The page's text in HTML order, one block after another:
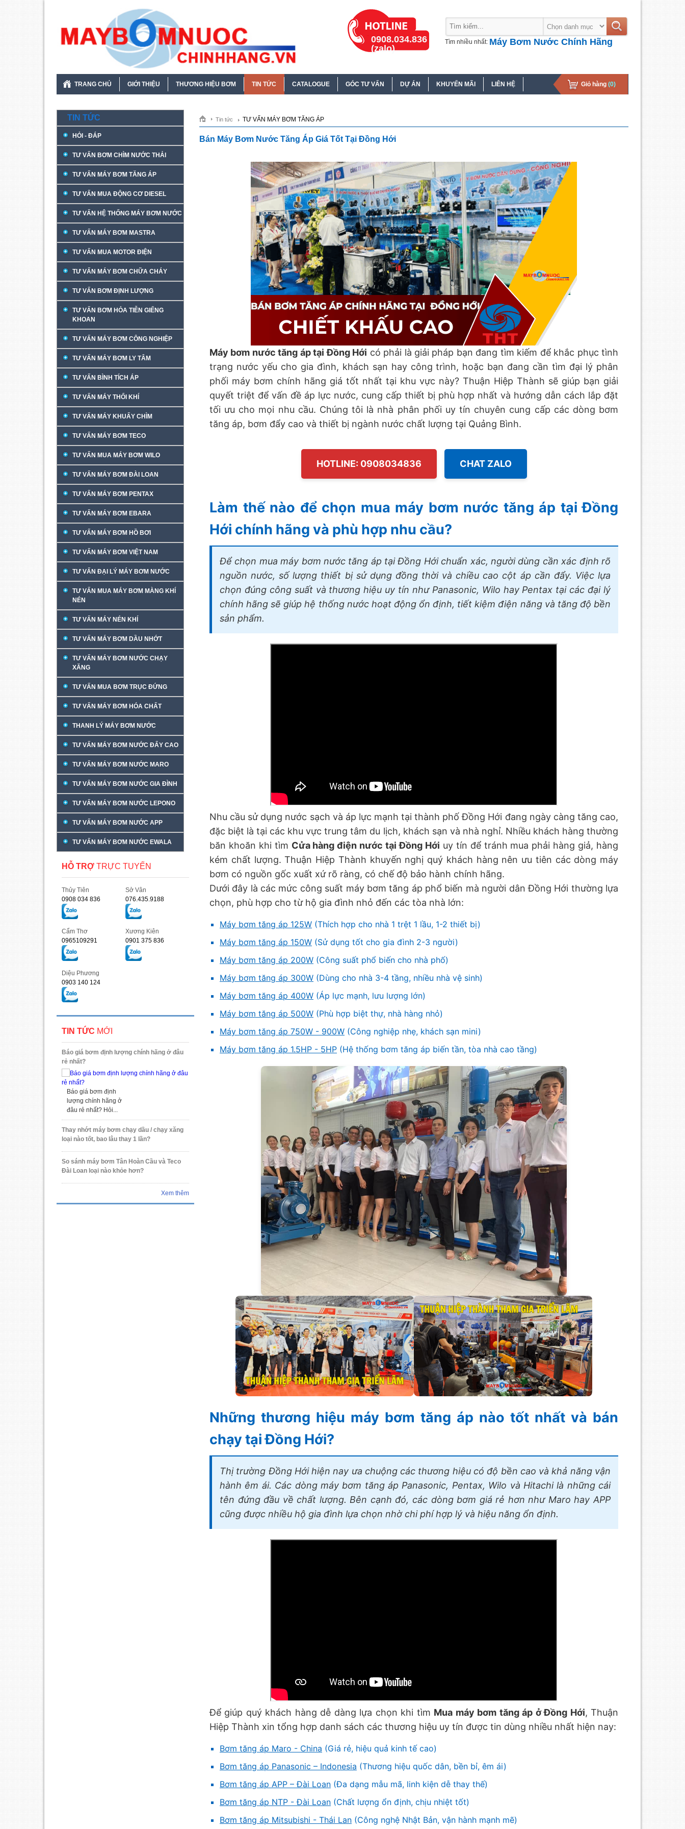
Tìm nhiều nhất: Máy Bơm Nước Chính Hãng
0908.034.836
(zalo)
TRANG CHỦ GIỚI THIỆU THƯƠNG HIỆU BƠM TIN TỨC CATALOGUE GÓC TƯ VẤN DỰ ÁN KHUYẾN MÃI LIÊN HỆ Giỏ hàng (0)
TIN TỨC
HỎI - ĐÁP
TƯ VẤN BƠM CHÌM NƯỚC THẢI
TƯ VẤN MÁY BƠM TĂNG ÁP
TƯ VẤN MUA ĐỘNG CƠ DIESEL
TƯ VẤN HỆ THỐNG MÁY BƠM NƯỚC
TƯ VẤN MÁY BƠM MASTRA
TƯ VẤN MUA MOTOR ĐIỆN
TƯ VẤN MÁY BƠM CHỮA CHÁY
TƯ VẤN BƠM ĐỊNH LƯỢNG
TƯ VẤN BƠM HỎA TIỄN GIẾNG
KHOAN
TƯ VẤN MÁY BƠM CÔNG NGHIỆP
TƯ VẤN MÁY BƠM LY TÂM
TƯ VẤN BÌNH TÍCH ÁP
TƯ VẤN MÁY THỔI KHÍ
TƯ VẤN MÁY KHUẤY CHÌM
TƯ VẤN MÁY BƠM TECO
TƯ VẤN MUA MÁY BƠM WILO
TƯ VẤN MÁY BƠM ĐÀI LOAN
TƯ VẤN MÁY BƠM PENTAX
TƯ VẤN MÁY BƠM EBARA
TƯ VẤN MÁY BƠM HỒ BƠI
TƯ VẤN MÁY BƠM VIỆT NAM
TƯ VẤN ĐẠI LÝ MÁY BƠM NƯỚC
TƯ VẤN MUA MÁY BƠM MÀNG KHÍ
NÉN
TƯ VẤN MÁY NÉN KHÍ
TƯ VẤN MÁY BƠM DẦU NHỚT
TƯ VẤN MÁY BƠM NƯỚC CHẠY
XĂNG
TƯ VẤN MUA BƠM TRỤC ĐỨNG
TƯ VẤN MÁY BƠM HÓA CHẤT
THANH LÝ MÁY BƠM NƯỚC
TƯ VẤN MÁY BƠM NƯỚC ĐẨY CAO
TƯ VẤN MÁY BƠM NƯỚC MARO
TƯ VẤN MÁY BƠM NƯỚC GIA ĐÌNH
TƯ VẤN MÁY BƠM NƯỚC LEPONO
TƯ VẤN MÁY BƠM NƯỚC APP
TƯ VẤN MÁY BƠM NƯỚC EWALA
HỖ TRỢ TRỰC TUYẾN
Thủy Tiên
0908 034 836
Sở Vân
076.435.9188
Cẩm Thơ
0965109291
Xương Kiên
0901 375 836
Diệu Phương
0903 140 124
TIN TỨC MỚI
Báo giá bơm định lượng chính hãng ở đâu
rẻ nhất?
Báo giá bơm định
lượng chính hãng ở
đâu rẻ nhất? Hỏi...
Thay nhớt máy bơm chạy dầu / chạy xăng
loại nào tốt, bao lâu thay 1 lần?
So sánh máy bơm Tân Hoàn Cầu và Teco
Đài Loan loại nào khỏe hơn?
Xem thêm
Tin tức TƯ VẤN MÁY BƠM TĂNG ÁP
Bán Máy Bơm Nước Tăng Áp Giá Tốt Tại Đồng Hới
Máy bơm nước tăng áp tại Đồng Hới có phải là giải pháp bạn đang tìm kiếm để khắc phục tình
trạng nước yếu cho gia đình, khách sạn hay công trình, hoặc bạn đang cần tìm đại lý phân
phối máy bơm chính hãng giá tốt nhất tại khu vực này? Thuận Hiệp Thành sẽ giúp bạn giải
quyết triệt để vấn đề áp lực nước, cung cấp thiết bị phù hợp nhất và hướng dẫn cách lắp đặt
tối ưu cho mọi nhu cầu. Chúng tôi là nhà phân phối uy tín chuyên cung cấp các dòng bơm
tăng áp, bơm đẩy cao và thiết bị ngành nước chất lượng tại Quảng Bình.
HOTLINE: 0908034836 CHAT ZALO
Làm thế nào để chọn mua máy bơm nước tăng áp tại Đồng
Hới chính hãng và phù hợp nhu cầu?
Để chọn mua máy bơm nước tăng áp tại Đồng Hới chuẩn xác, người dùng cần xác định rõ
nguồn nước, số lượng thiết bị sử dụng đồng thời và chiều cao cột áp cần đẩy. Việc lựa
chọn đúng công suất và thương hiệu uy tín như Panasonic, Wilo hay Pentax tại các đại lý
chính hãng sẽ giúp hệ thống nước hoạt động ổn định, tiết kiệm điện năng và tăng độ bền
sản phẩm.
Nhu cầu sử dụng nước sạch và áp lực mạnh tại thành phố Đồng Hới đang ngày càng tăng cao,
đặc biệt là tại các khu vực trung tâm du lịch, khách sạn và nhà nghỉ. Nhiều khách hàng thường
băn khoăn khi tìm Cửa hàng điện nước tại Đồng Hới uy tín để tránh mua phải hàng giả, hàng
kém chất lượng. Thuận Hiệp Thành khuyến nghị quý khách hàng nên ưu tiên các dòng máy
bơm có nguồn gốc xuất xứ rõ ràng, có chế độ bảo hành chính hãng.
Dưới đây là các mức công suất máy bơm tăng áp phổ biến mà người dân Đồng Hới thường lựa
chọn, phù hợp cho từ hộ gia đình nhỏ đến các tòa nhà lớn:
Máy bơm tăng áp 125W (Thích hợp cho nhà 1 trệt 1 lầu, 1-2 thiết bị)
Máy bơm tăng áp 150W (Sử dụng tốt cho gia đình 2-3 người)
Máy bơm tăng áp 200W (Công suất phổ biến cho nhà phố)
Máy bơm tăng áp 300W (Dùng cho nhà 3-4 tầng, nhiều nhà vệ sinh)
Máy bơm tăng áp 400W (Áp lực mạnh, lưu lượng lớn)
Máy bơm tăng áp 500W (Phù hợp biệt thự, nhà hàng nhỏ)
Máy bơm tăng áp 750W - 900W (Công nghiệp nhẹ, khách sạn mini)
Máy bơm tăng áp 1.5HP - 5HP (Hệ thống bơm tăng áp biến tần, tòa nhà cao tầng)
Những thương hiệu máy bơm tăng áp nào tốt nhất và bán
chạy tại Đồng Hới?
Thị trường Đồng Hới hiện nay ưa chuộng các thương hiệu có độ bền cao và khả năng vận
hành êm ái. Các dòng máy bơm tăng áp Panasonic, Pentax, Wilo và Hitachi là những cái
tên đứng đầu về chất lượng. Bên cạnh đó, các dòng bơm giá rẻ hơn như Maro hay APP
cũng được nhiều hộ gia đình lựa chọn nhờ chi phí hợp lý và hiệu năng ổn định.
Để giúp quý khách hàng dễ dàng lựa chọn khi tìm Mua máy bơm tăng áp ở Đồng Hới, Thuận
Hiệp Thành xin tổng hợp danh sách các thương hiệu uy tín được tin dùng nhiều nhất hiện nay:
Bơm tăng áp Maro - China (Giá rẻ, hiệu quả kinh tế cao)
Bơm tăng áp Panasonic – Indonesia (Thương hiệu quốc dân, bền bỉ, êm ái)
Bơm tăng áp APP – Đài Loan (Đa dạng mẫu mã, linh kiện dễ thay thế)
Bơm tăng áp NTP - Đài Loan (Chất lượng ổn định, chịu nhiệt tốt)
Bơm tăng áp Mitsubishi - Thái Lan (Công nghệ Nhật Bản, vận hành mạnh mẽ)